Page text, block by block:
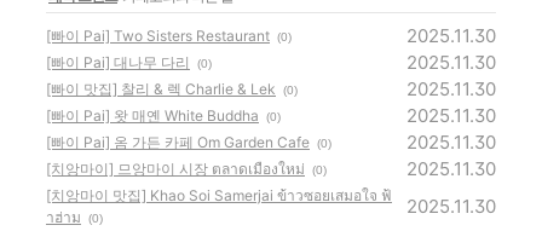
[빠이 Pai] Two Sisters Restaurant (0) 2025.11.30
[빠이 Pai] 대나무 다리 (0) 2025.11.30
[빠이 맛집] 찰리 & 렉 Charlie & Lek (0) 2025.11.30
[빠이 Pai] 왓 매옌 White Buddha (0) 2025.11.30
[빠이 Pai] 옴 가든 카페 Om Garden Cafe (0) 2025.11.30
[치앙마이] 므앙마이 시장 ตลาดเมืองใหม่ (0) 2025.11.30
[치앙마이 맛집] Khao Soi Samerjai ข้าวซอยเสมอใจ ฟ้
าฮ่าม
(0)
2025.11.30